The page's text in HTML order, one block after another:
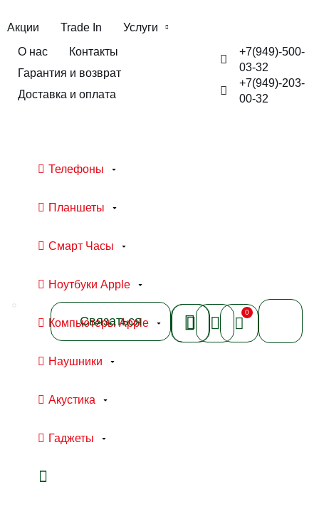
Акции Trade In
Услуги
О нас
Контакты
Гарантия и возврат
Доставка и оплата
+7(949)-500-
03-32
+7(949)-203-
00-32
Телефоны
Планшеты
Смарт Часы
Ноутбуки Apple
Компьютеры Apple
Наушники
Акустика
Гаджеты
Связаться
0